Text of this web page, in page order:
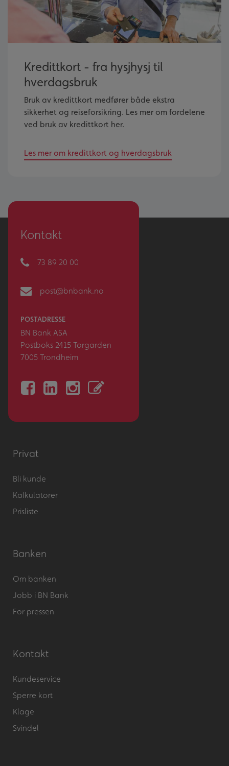
Kredittkort - fra hysjhysj til
hverdagsbruk
Bruk av kredittkort medfører både ekstra
sikkerhet og reiseforsikring. Les mer om fordelene
ved bruk av kredittkort her.
Les mer om kredittkort og hverdagsbruk
Kontakt
73 89 20 00
post@bnbank.no
POSTADRESSE
BN Bank ASA
Postboks 2415 Torgarden
7005 Trondheim
Privat
Bli kunde
Kalkulatorer
Prisliste
Banken
Om banken
Jobb i BN Bank
For pressen
Kontakt
Kundeservice
Sperre kort
Klage
Svindel